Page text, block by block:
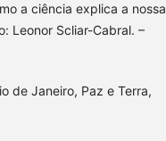
a ciência explica a nossa
Leonor Scliar-Cabral. –
de Janeiro, Paz e Terra,